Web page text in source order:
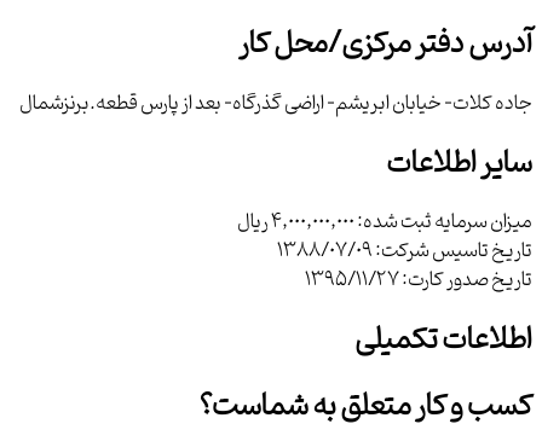
آدرس دفتر مرکزی/محل کار
جاده کلات- خيابان ابريشم- اراضي گذرگاه- بعد از پارس قطعه.برنزشمال
سایر اطلاعات
میزان سرمایه ثبت شده:4,000,000,000 ریال
تاریخ تاسیس شرکت:1388/07/09
تاریخ صدور کارت:1395/11/27
اطلاعات تکمیلی
کسب و کار متعلق به شماست؟